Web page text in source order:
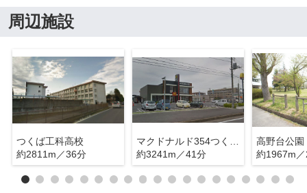
周辺施設
つくば工科高校
約2811m／36分
マクドナルド354つくば上横場店
約3241m／41分
高野台公園
約1967m